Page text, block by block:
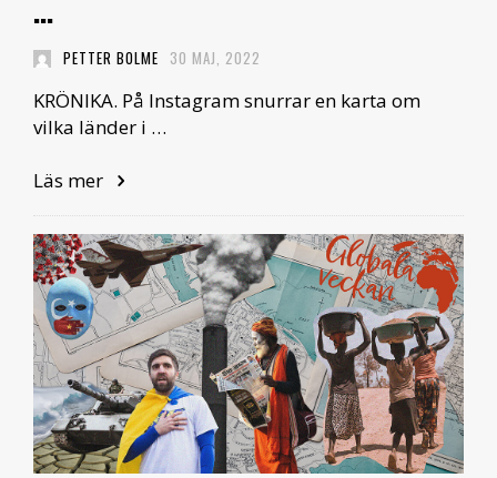
…
PETTER BOLME 30 MAJ, 2022
KRÖNIKA. På Instagram snurrar en karta om
vilka länder i …
Läs mer